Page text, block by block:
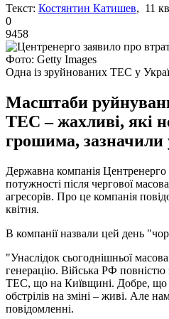
Текст: Костянтин Катишев, 11
0
9458
Фото: Getty Images
Одна із зруйнованих ТЕС у
Масштаби
ТЕС – жахливі, які
грошима, зазначили
Державна компанія Центренерго
потужності після чергової
агресорів. Про це компанія
квітня.
В компанії назвали цей день
"Унаслідок сьогоднішньої
генерацію. Війська РФ повністю
ТЕС, що на Київщині. Добре, що
обстрілів на зміні – живі. Але
повідомленні.